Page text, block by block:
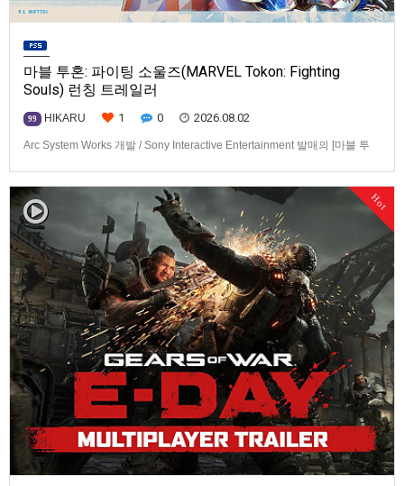
마블 투혼: 파이팅 소울즈(MARVEL Tokon: Fighting
Souls) 런칭 트레일러
99 HIKARU 1 0 2026.08.02
Arc System Works 개발 / Sony Interactive Entertainment 발매의 [마블 투
로 예정.
Hot